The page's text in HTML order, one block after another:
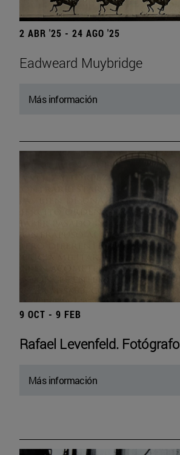
2 ABR '25 - 24 AGO '25
Eadweard Muybridge
Más información
9 OCT - 9 FEB
Rafael Levenfeld. Fotógrafo
Más información